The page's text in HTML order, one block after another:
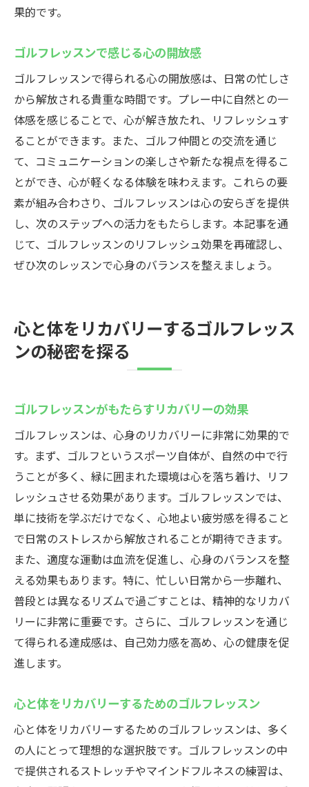
果的です。
ゴルフレッスンで感じる心の開放感
ゴルフレッスンで得られる心の開放感は、日常の忙しさ
から解放される貴重な時間です。プレー中に自然との一
体感を感じることで、心が解き放たれ、リフレッシュす
ることができます。また、ゴルフ仲間との交流を通じ
て、コミュニケーションの楽しさや新たな視点を得るこ
とができ、心が軽くなる体験を味わえます。これらの要
素が組み合わさり、ゴルフレッスンは心の安らぎを提供
し、次のステップへの活力をもたらします。本記事を通
じて、ゴルフレッスンのリフレッシュ効果を再確認し、
ぜひ次のレッスンで心身のバランスを整えましょう。
心と体をリカバリーするゴルフレッス
ンの秘密を探る
ゴルフレッスンがもたらすリカバリーの効果
ゴルフレッスンは、心身のリカバリーに非常に効果的で
す。まず、ゴルフというスポーツ自体が、自然の中で行
うことが多く、緑に囲まれた環境は心を落ち着け、リフ
レッシュさせる効果があります。ゴルフレッスンでは、
単に技術を学ぶだけでなく、心地よい疲労感を得ること
で日常のストレスから解放されることが期待できます。
また、適度な運動は血流を促進し、心身のバランスを整
える効果もあります。特に、忙しい日常から一歩離れ、
普段とは異なるリズムで過ごすことは、精神的なリカバ
リーに非常に重要です。さらに、ゴルフレッスンを通じ
て得られる達成感は、自己効力感を高め、心の健康を促
進します。
心と体をリカバリーするためのゴルフレッスン
心と体をリカバリーするためのゴルフレッスンは、多く
の人にとって理想的な選択肢です。ゴルフレッスンの中
で提供されるストレッチやマインドフルネスの練習は、